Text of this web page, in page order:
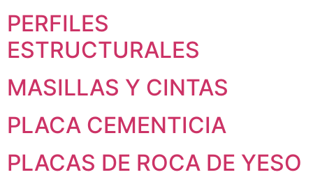
PERFILES
ESTRUCTURALES
MASILLAS Y CINTAS
PLACA CEMENTICIA
PLACAS DE ROCA DE YESO